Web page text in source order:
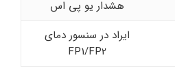
هشدار یو پی اس
ایراد در سنسور دمای
FP1/FP2